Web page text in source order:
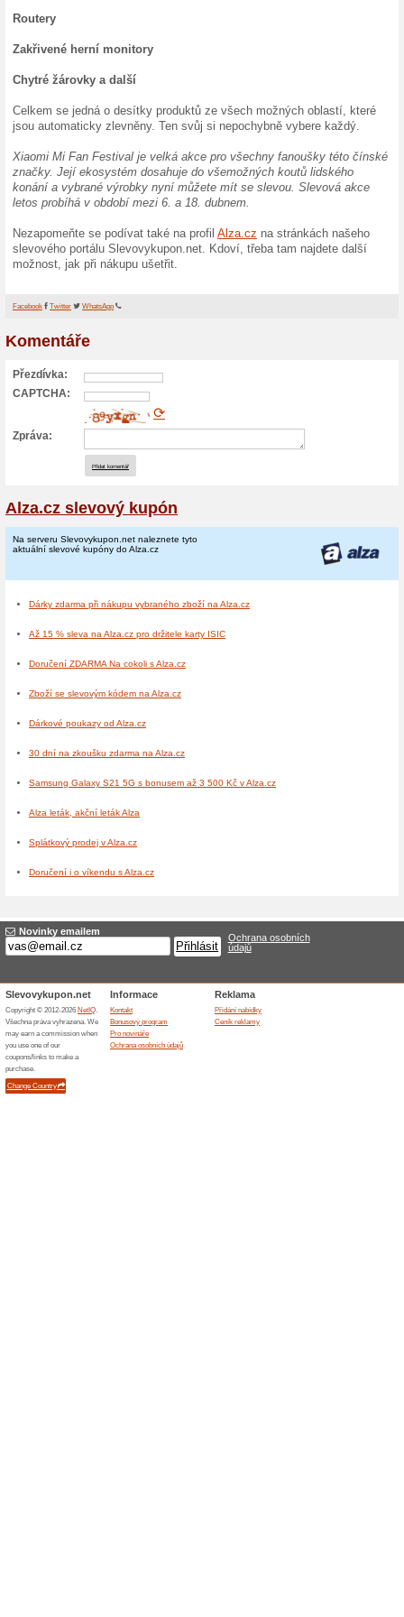
telefony:
Produkt Snížená cena
Xiaomi Redmi 9A 2 159 Kč
Xiaomi Redmi 9C 32GB 2
Xiaomi Redmi 9C 64GB 2
Xiaomi Redmi 9 32GB 3
Xiaomi Redmi 9 64GB 3
Xiaomi Redmi 9T 64GB 3
Xiaomi Redmi Note 9 LTE
Xiaomi Redmi Note 9T 5G
Xiaomi Redmi Note 9 Pro
Xiaomi Redmi Note 10 Pro
Xiaomi Mi 10T Lite 64GB 6
Xiaomi Mi 10T Lite 128GB
Xiaomi Mi 10T 6+128GB